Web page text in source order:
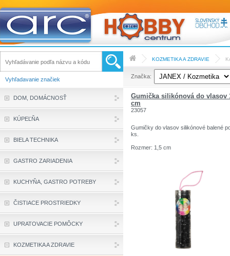
KOZMETIKA A ZDRAVIE
Značka:
Gumička silikónová do vlasov
cm
23057
Gumičky do vlasov silikónové balené
ks.
Rozmer: 1,5 cm
Vyhľadavanie značiek
DOM, DOMÁCNOSŤ
KÚPEĽŇA
BIELA TECHNIKA
GASTRO ZARIADENIA
KUCHYŇA, GASTRO POTREBY
ČISTIACE PROSTRIEDKY
UPRATOVACIE POMÔCKY
KOZMETIKA A ZDRAVIE